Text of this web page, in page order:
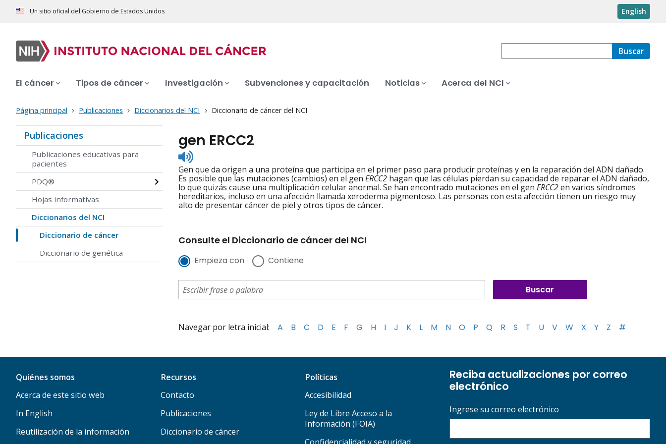
Un sitio oficial del Gobierno de Estados Unidos English
Buscar
El cáncer Tipos de cáncer Investigación Subvenciones y capacitación Noticias Acerca del NCI
Página principal Publicaciones Diccionarios del NCI Diccionario de cáncer del NCI
Publicaciones
Publicaciones educativas para
pacientes
PDQ®
Hojas informativas
Diccionarios del NCI
Diccionario de cáncer
Diccionario de genética
gen ERCC2
Listen
to
pronunciation
Gen que da origen a una proteína que participa en el primer paso para producir proteínas y en la reparación del ADN dañado.
Es posible que las mutaciones (cambios) en el gen ERCC2 hagan que las células pierdan su capacidad de reparar el ADN dañado,
lo que quizás cause una multiplicación celular anormal. Se han encontrado mutaciones en el gen ERCC2en varios síndromes
hereditarios, incluso en una afección llamada xeroderma pigmentoso. Las personas con esta afección tienen un riesgo muy
alto de presentar cáncer de piel y otros tipos de cáncer.
Consulte el Diccionario de cáncer del NCI
Empieza con Contiene
Navegar por letra inicial: A B C D E F G H I J K L M N O P Q R S T U V W X Y Z #
Quiénes somos
Acerca de este sitio web
In English
Reutilización de la información
Recursos
Contacto
Publicaciones
Diccionario de cáncer
Políticas
Accesibilidad
Ley de Libre Acceso a la
Información (FOIA)
Reciba actualizaciones por correo
electrónico
Ingrese su correo electrónico